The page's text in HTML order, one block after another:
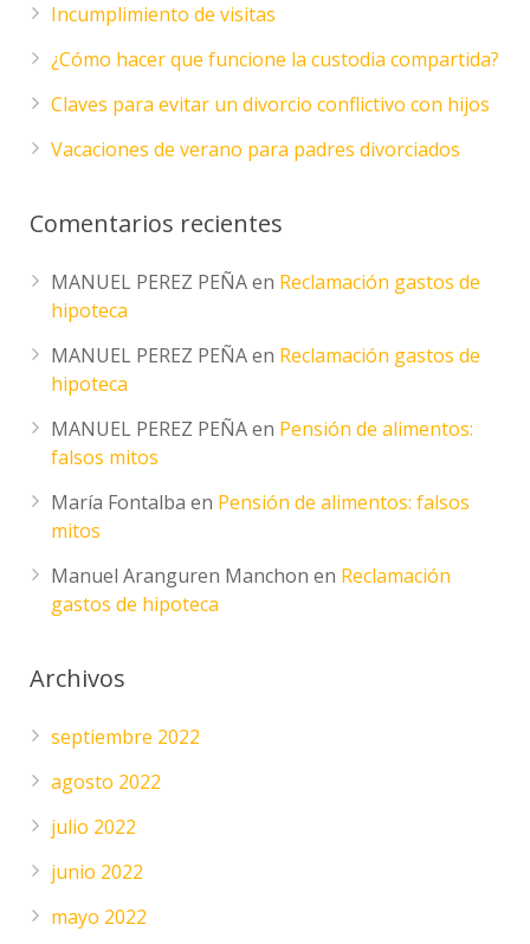
Incumplimiento de visitas
¿Cómo hacer que funcione la custodia compartida?
Claves para evitar un divorcio conflictivo con hijos
Vacaciones de verano para padres divorciados
Comentarios recientes
MANUEL PEREZ PEÑAen Reclamación gastos de
hipoteca
MANUEL PEREZ PEÑAen Reclamación gastos de
hipoteca
MANUEL PEREZ PEÑAen Pensión de alimentos:
falsos mitos
María Fontalba en Pensión de alimentos: falsos
mitos
Manuel Aranguren Manchon en Reclamación
gastos de hipoteca
Archivos
septiembre 2022
agosto 2022
julio 2022
junio 2022
mayo 2022